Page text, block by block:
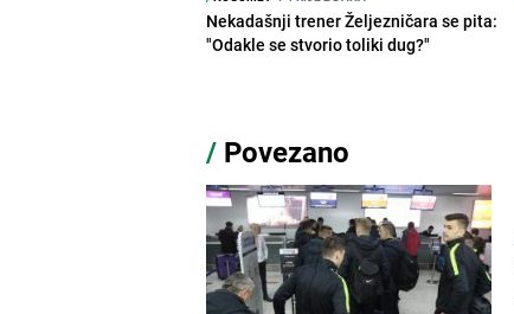
Nekadašnji trener Željezničara se pita:
"Odakle se stvorio toliki dug?"
/ Povezano